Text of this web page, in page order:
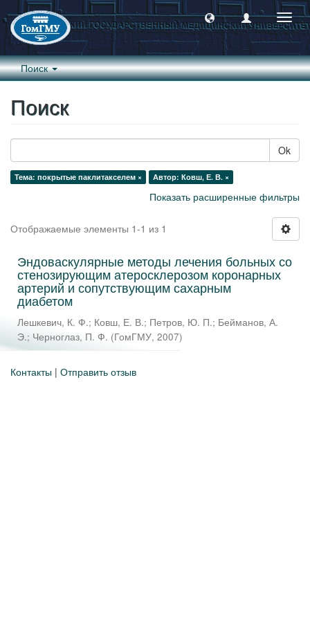
Поиск
Поиск
Ok
Тема: покрытые паклитакселем × Автор: Ковш, Е. В. ×
Показать расширенные фильтры
Отображаемые элементы 1-1 из 1
Эндоваскулярные методы лечения больных со
стенозирующим атеросклерозом коронарных
артерий и сопутствующим сахарным
диабетом
Лешкевич, К. Ф.; Ковш, Е. В.; Петров, Ю. П.; Бейманов, А.
Э.; Черноглаз, П. Ф. (ГомГМУ, 2007)
Контакты | Отправить отзыв